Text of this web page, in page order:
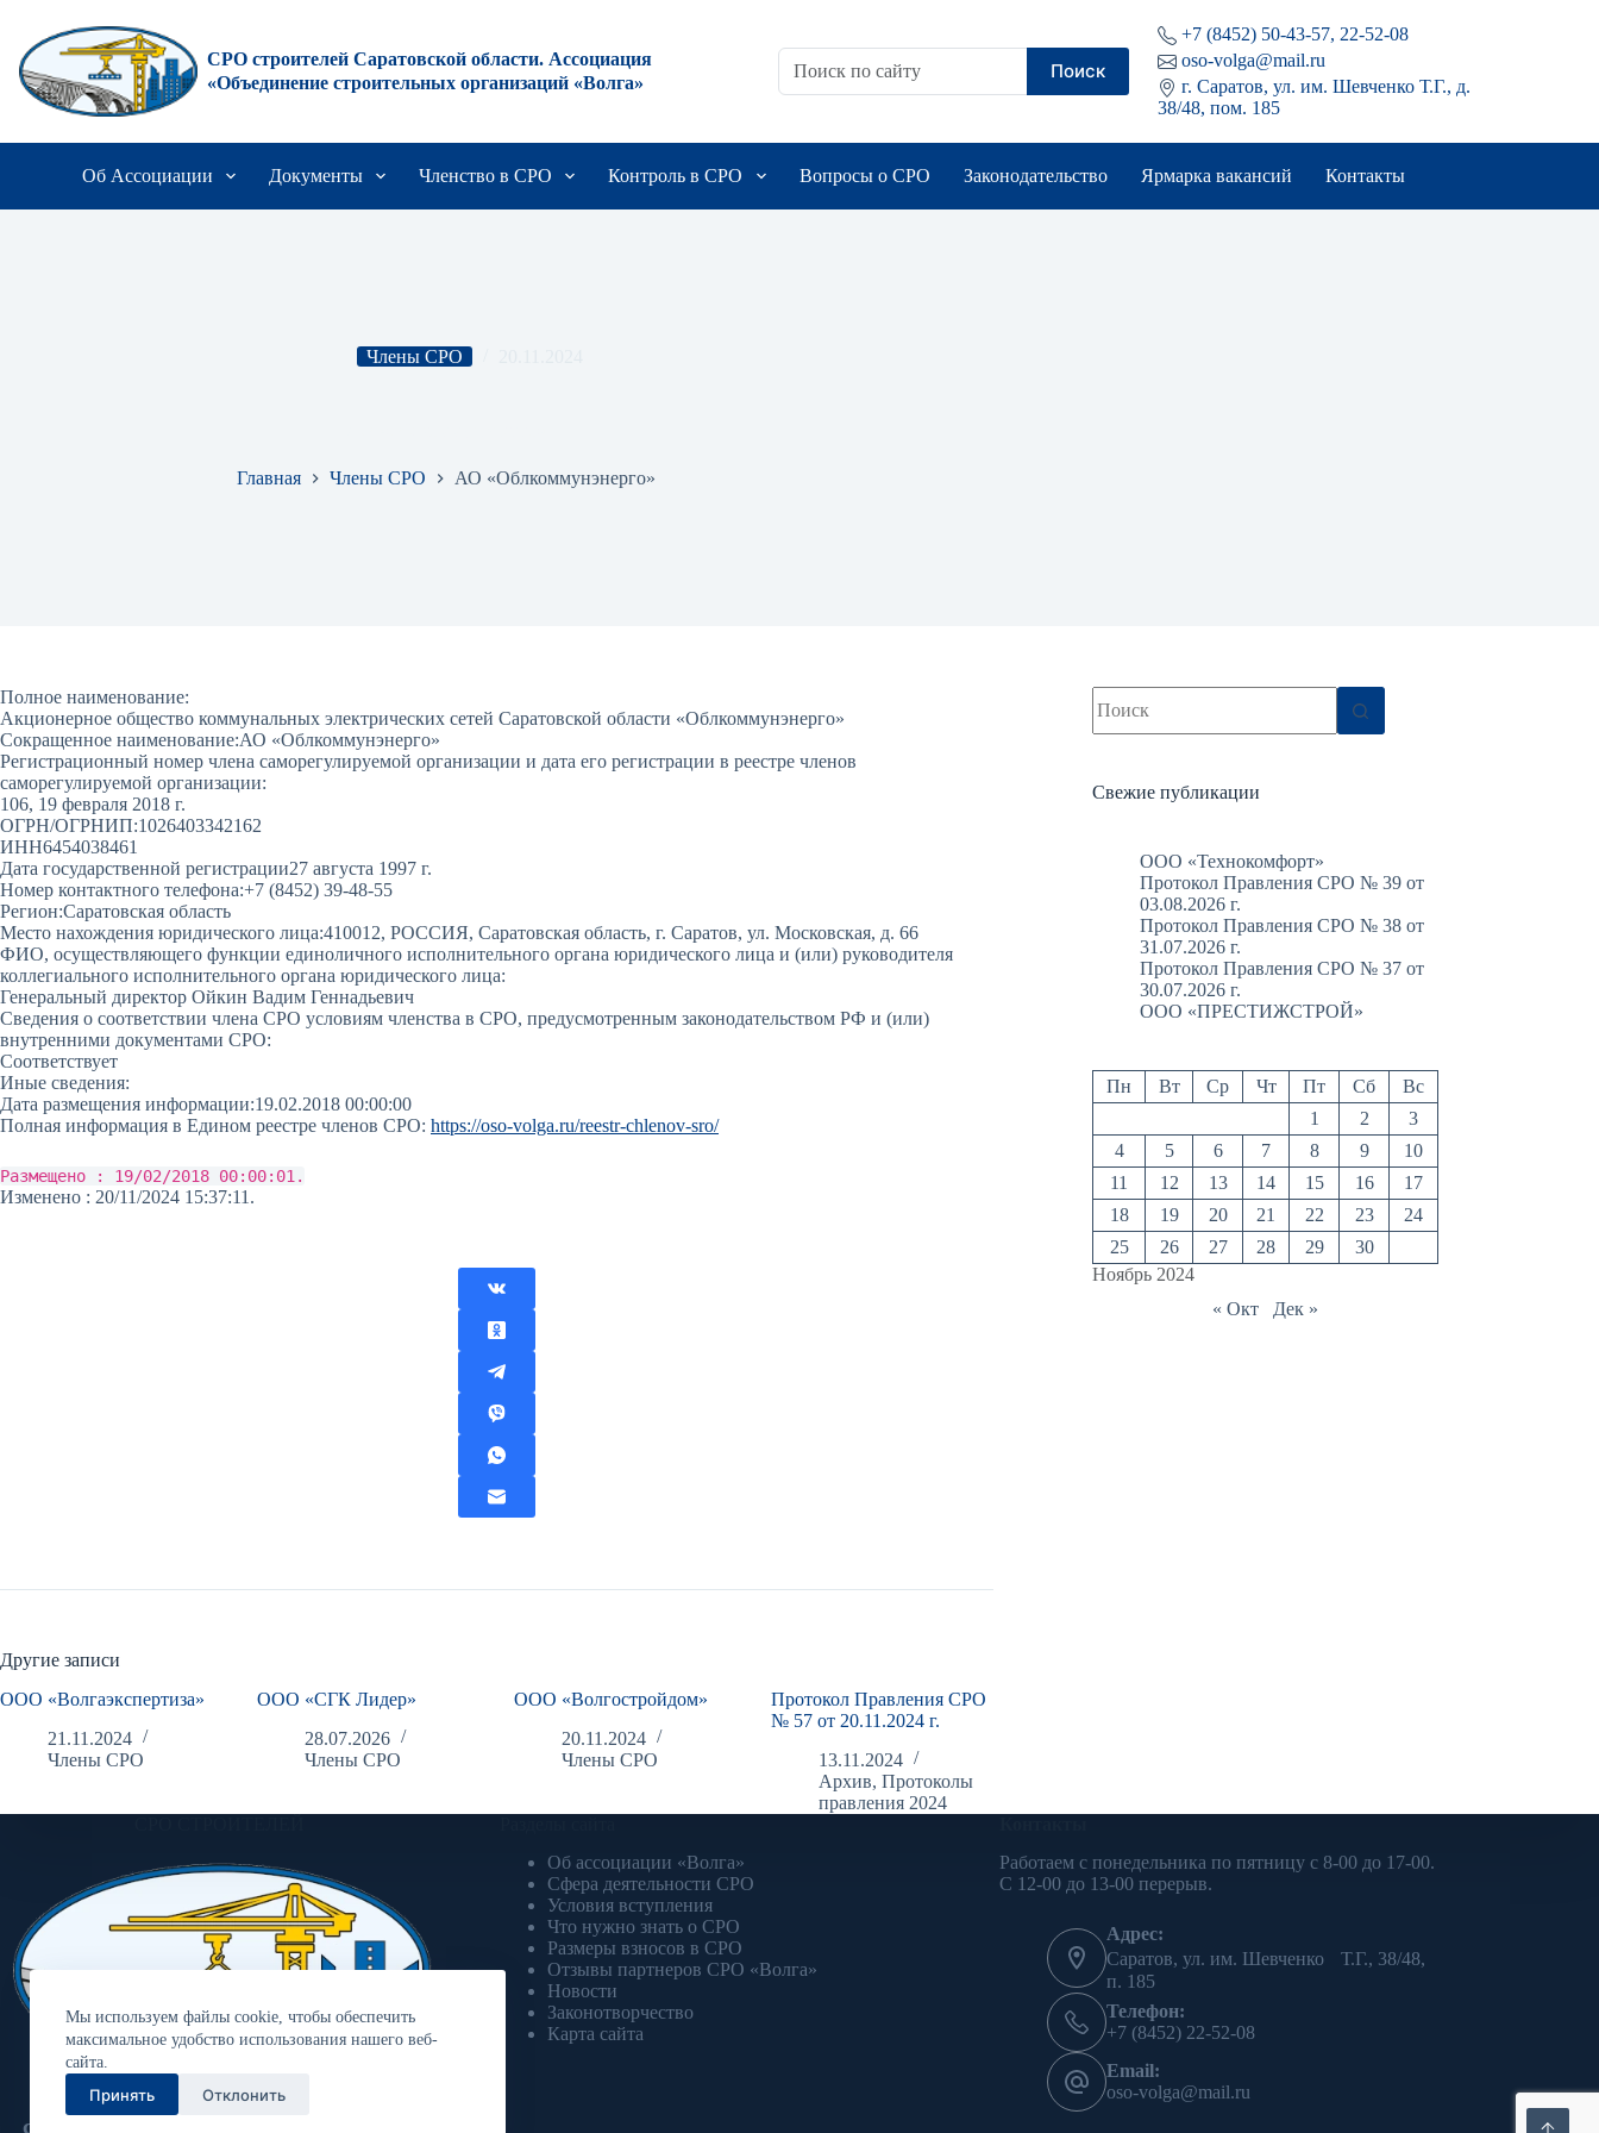
сути
Мы используем файлы cookie, чтобы обеспечить
максимальное удобство использования нашего веб-
сайта.
Принять Отклонить
СРО строителей Саратовской области. Ассоциация
«Объединение строительных организаций «Волга»
Поиск
+7 (8452) 50-43-57, 22-52-08
oso-volga@mail.ru
г. Саратов, ул. им. Шевченко Т.Г., д.
38/48, пом. 185
Об Ассоциации Документы Членство в СРО Контроль в СРО Вопросы о СРО Законодательство Ярмарка вакансий Контакты
Члены СРО
Главная Члены СРО АО «Облкоммунэнерго»
Полное наименование:
Акционерное общество коммунальных электрических сетей Саратовской области «Облкоммунэнерго»
Сокращенное наименование:АО «Облкоммунэнерго»
Регистрационный номер члена саморегулируемой организации и дата его регистрации в реестре членов
саморегулируемой организации:
106, 19 февраля 2018 г.
ОГРН/ОГРНИП:1026403342162
ИНН6454038461
Дата государственной регистрации27 августа 1997 г.
Номер контактного телефона:+7 (8452) 39-48-55
Регион:Саратовская область
Место нахождения юридического лица:410012, РОССИЯ, Саратовская область, г. Саратов, ул. Московская, д. 66
ФИО, осуществляющего функции единоличного исполнительного органа юридического лица и (или) руководителя
коллегиального исполнительного органа юридического лица:
Генеральный директор Ойкин Вадим Геннадьевич
Сведения о соответствии члена СРО условиям членства в СРО, предусмотренным законодательством РФ и (или)
внутренними документами СРО:
Соответствует
Иные сведения:
Дата размещения информации:19.02.2018 00:00:00
Полная информация в Едином реестре членов СРО: https://oso-volga.ru/reestr-chlenov-sro/
Размещено : 19/02/2018 00:00:01.
Изменено : 20/11/2024 15:37:11.
Другие записи
ООО «Волгаэкспертиза»
21.11.2024
Члены СРО
ООО «СГК Лидер»
28.07.2026
Члены СРО
ООО «Волгостройдом»
20.11.2024
Члены СРО
Протокол Правления СРО
№ 57 от 20.11.2024 г.
13.11.2024
Архив,Протоколы
правления 2024
не
найдено
Свежие публикации
ООО «Технокомфорт»
Протокол Правления СРО № 39 от
03.08.2026 г.
Протокол Правления СРО № 38 от
31.07.2026 г.
Протокол Правления СРО № 37 от
30.07.2026 г.
ООО «ПРЕСТИЖСТРОЙ»
Ноябрь 2024
Пн Вт Ср Чт Пт Сб
Вс
1
2
3
4
5 6 7 8 9
10
11
12 13 14 15 16
17
18
19 20 21 22 23
24
25
26 27 28 29 30
« Окт Дек »
Ассоциация «Объединение
строительных организаций «Волга»
Об ассоциации «Волга»
Сфера деятельности СРО
Условия вступления
Что нужно знать о СРО
Размеры взносов в СРО
Отзывы партнеров СРО «Волга»
Новости
Законотворчество
Карта сайта
Работаем с понедельника по пятницу с 8-00 до 17-00.
С 12-00 до 13-00 перерыв.
Адрес:
Саратов, ул. им. Шевченко Т.Г., 38/48,
п. 185
Телефон:
+7 (8452) 22-52-08
Email:
oso-volga@mail.ru